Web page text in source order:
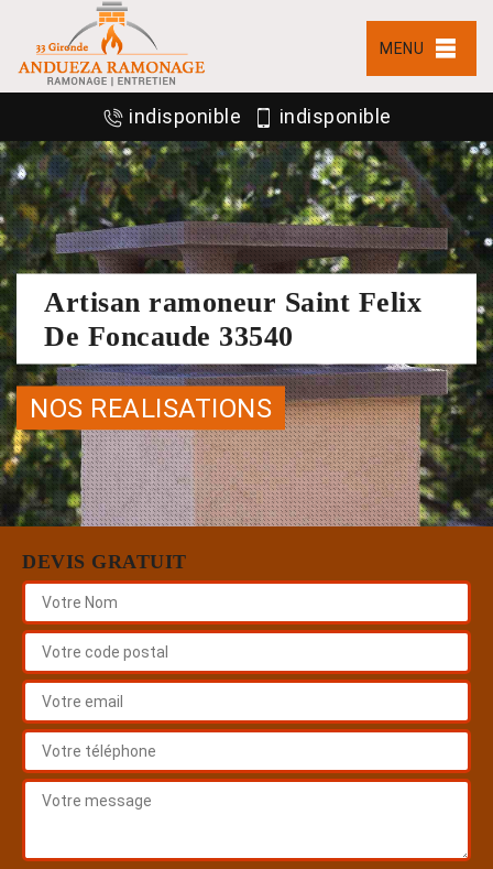
MENU
indisponible indisponible
Artisan ramoneur Saint Felix
De Foncaude 33540
NOS REALISATIONS
DEVIS GRATUIT